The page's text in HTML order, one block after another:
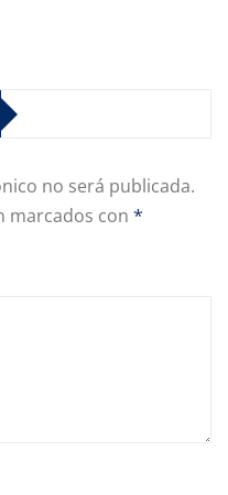
no será publicada.
marcados con *